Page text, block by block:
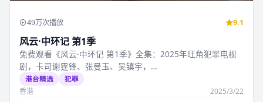
49万次播放 9.1
风云·中环记 第1季
免费观看《风云·中环记 第1季》全集：2025年旺角犯罪电视
剧，卡司谢霆锋、张曼玉、吴镇宇，…
港台精选 犯罪
香港 2025/3/22